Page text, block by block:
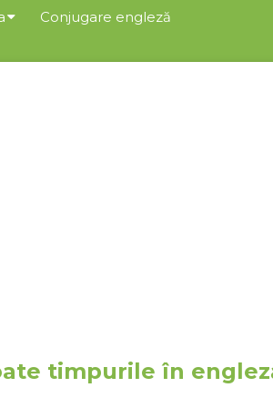
Conjugare engleză
timpurile în